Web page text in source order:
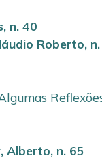
, n. 40
Roberto,
Alberto, n. 65